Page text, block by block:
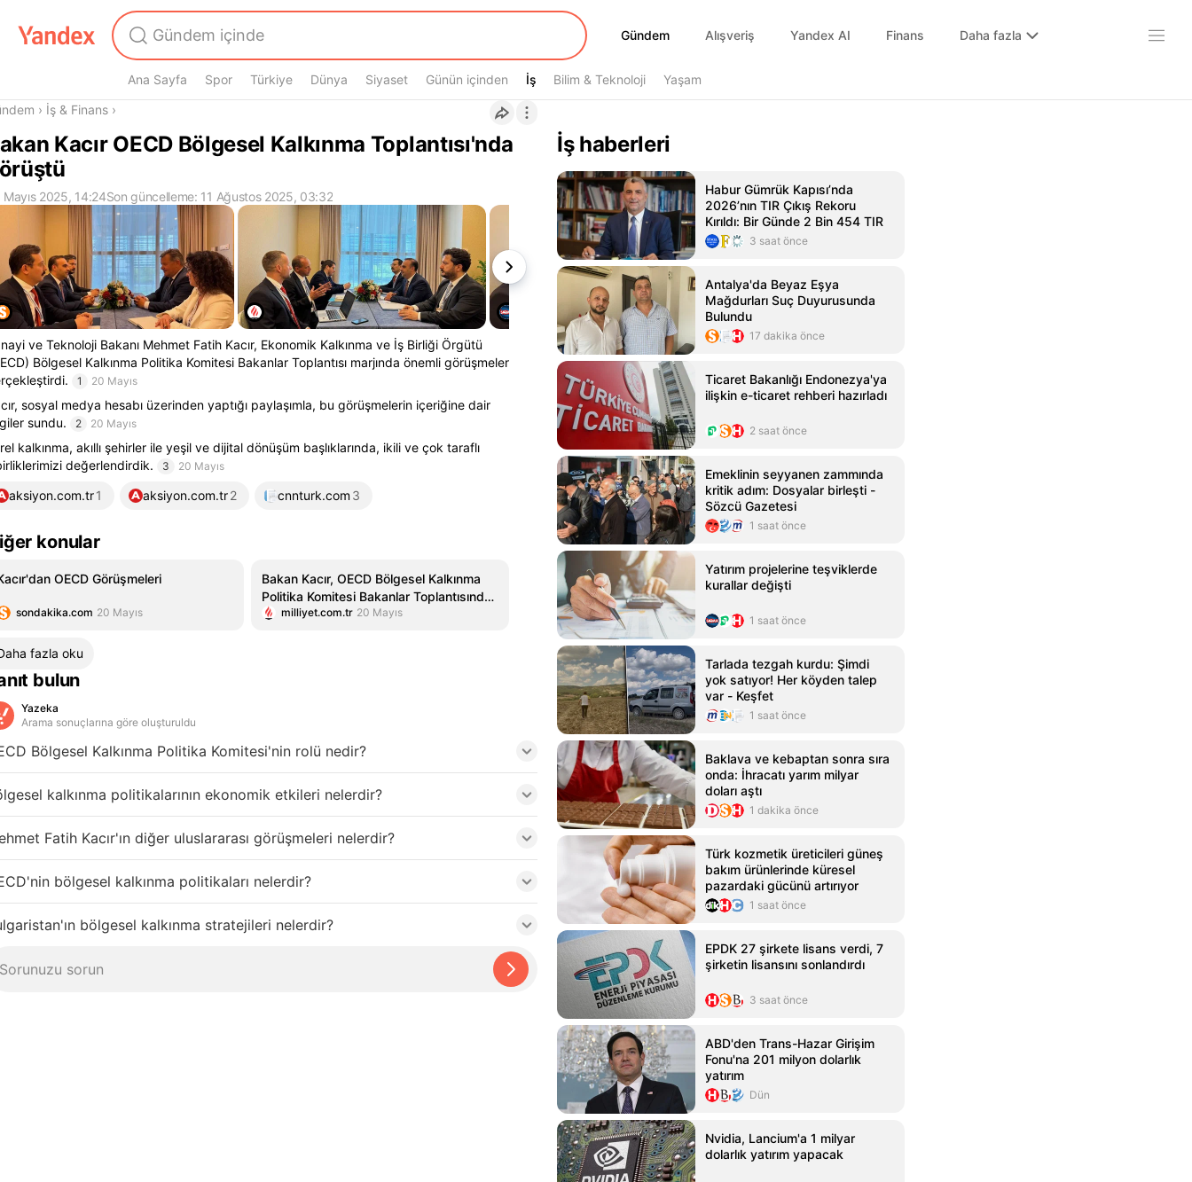
Gündem
Gündem Alışveriş Yandex AI Finans Daha fazla
Ana Sayfa Spor Türkiye Dünya Siyaset Günün içinden İş
İş Bilim & Teknoloji Yaşam
› İş & Finans ›
Kacır OECD Bölgesel Kalkınma Toplantısı'nda
Mayıs 2025, 14:24Son güncelleme: 11 Ağustos 2025, 03:32
ve Teknoloji Bakanı Mehmet Fatih Kacır, Ekonomik Kalkınma ve İş Birliği Örgütü
Bölgesel Kalkınma Politika Komitesi Bakanlar Toplantısı marjında önemli görüşmeler
1 20 Mayıs
sosyal medya hesabı üzerinden yaptığı paylaşımla, bu görüşmelerin içeriğine dair
sundu.
2 20 Mayıs
kalkınma, akıllı şehirler ile yeşil ve dijital dönüşüm başlıklarında, ikili ve çok taraflı
değerlendirdik.
3 20 Mayıs
aksiyon.com.tr1 aksiyon.com.tr2 cnnturk.com 3
konular
OECD Görüşmeleri
sondakika.com 20 Mayıs
Bakan Kacır, OECD Bölgesel Kalkınma
Politika Komitesi Bakanlar Toplantısında
görüşmeler yaptı
milliyet.com.tr 20 Mayıs
fazla oku
bulun
Yazeka
Arama sonuçlarına göre oluşturuldu
Bölgesel Kalkınma Politika Komitesi'nin rolü nedir?
kalkınma politikalarının ekonomik etkileri nelerdir?
Fatih Kacır'ın diğer uluslararası görüşmeleri nelerdir?
bölgesel kalkınma politikaları nelerdir?
bölgesel kalkınma stratejileri nelerdir?
İş haberleri
Habur Gümrük Kapısı’nda
2026’nın TIR Çıkış Rekoru
Kırıldı: Bir Günde 2 Bin 454 TIR
3 saat önce
Antalya'da Beyaz Eşya
Mağdurları Suç Duyurusunda
Bulundu
17 dakika önce
Ticaret Bakanlığı Endonezya'ya
ilişkin e-ticaret rehberi hazırladı
2 saat önce
Emeklinin seyyanen zammında
kritik adım: Dosyalar birleşti -
Sözcü Gazetesi
1 saat önce
Yatırım projelerine teşviklerde
kurallar değişti
1 saat önce
Tarlada tezgah kurdu: Şimdi
yok satıyor! Her köyden talep
var - Keşfet
1 saat önce
Baklava ve kebaptan sonra sıra
onda: İhracatı yarım milyar
doları aştı
1 dakika önce
Türk kozmetik üreticileri güneş
bakım ürünlerinde küresel
pazardaki gücünü artırıyor
1 saat önce
EPDK 27 şirkete lisans verdi, 7
şirketin lisansını sonlandırdı
3 saat önce
ABD'den Trans-Hazar Girişim
Fonu'na 201 milyon dolarlık
yatırım
Dün
Nvidia, Lancium'a 1 milyar
dolarlık yatırım yapacak